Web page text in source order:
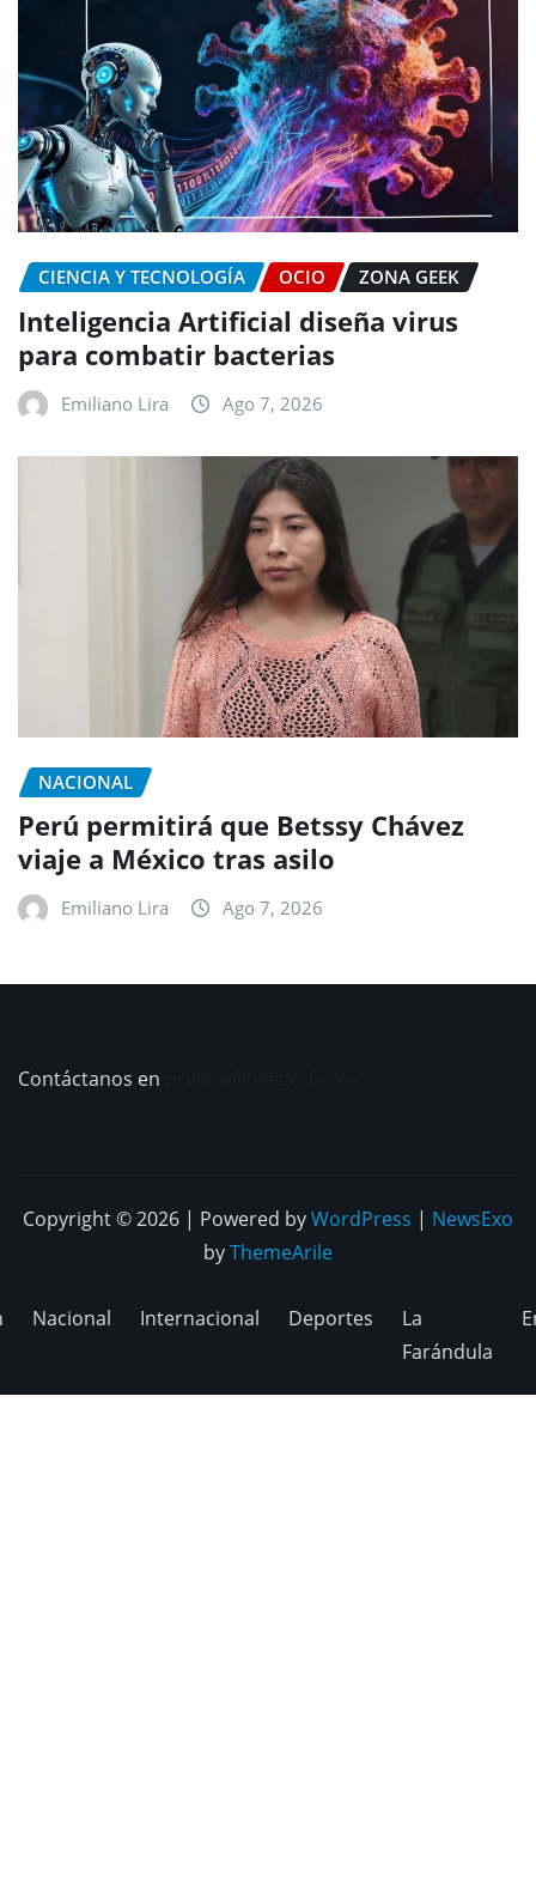
CIENCIA Y TECNOLOGÍA OCIO ZONA GEEK
Inteligencia Artificial diseña virus
para combatir bacterias
Emiliano Lira Ago 7, 2026
NACIONAL
Perú permitirá que Betssy Chávez
viaje a México tras asilo
Emiliano Lira Ago 7, 2026
Contáctanos en
Copyright © 2026 | Powered byWordPress | NewsExo
byThemeArile
Nacional Internacional Deportes
La
Farándula